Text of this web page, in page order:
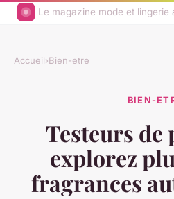
Le magazine mode et lingerie
Accueil›Bien-etre
BIEN-
Testeurs de
explorez
fragrances